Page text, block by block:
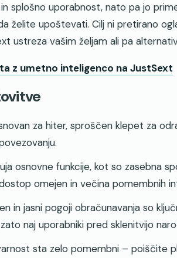
splošno uporabnost, nato pa jo
želite upoštevati. Cilj ni pretirano
ustreza vašim željam ali pa
z umetno inteligenco na JustSext
za hiter, sproščen klepet za
osnovne funkcije, kot so zasebna
omejen in večina pomembnih
in jasni pogoji obračunavanja so
naj uporabniki pred sklenitvijo
sta zelo pomembni – poiščite